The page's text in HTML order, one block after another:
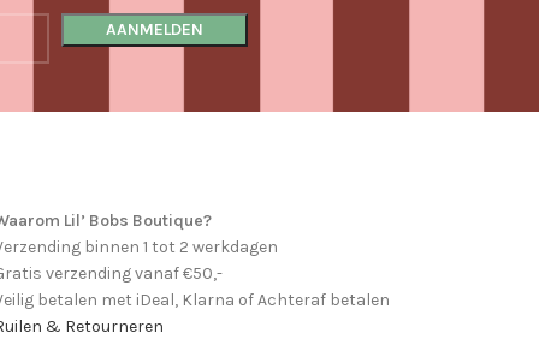
Lil’ Bobs Boutique?
binnen 1 tot 2 werkdagen
verzending vanaf €50,-
betalen met iDeal, Klarna of Achteraf betalen
& Retourneren